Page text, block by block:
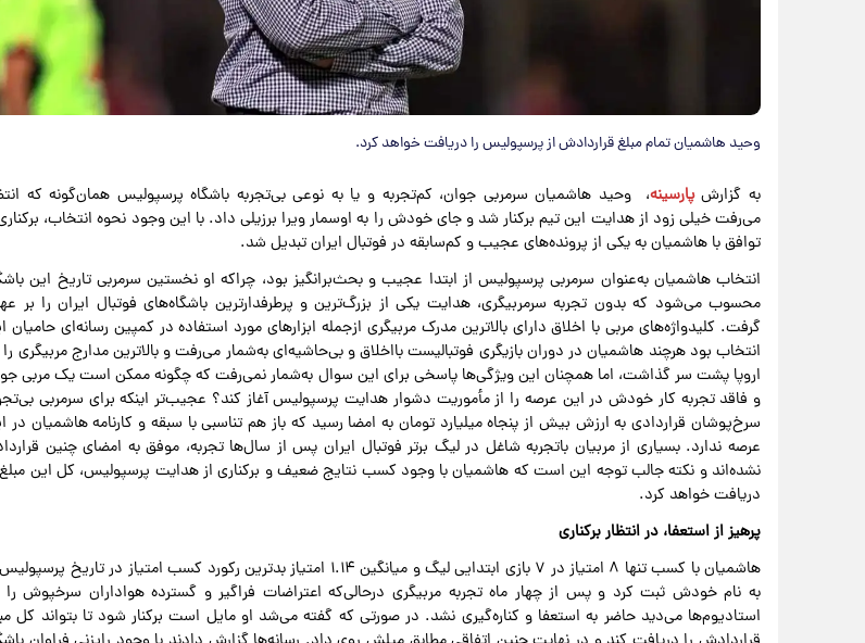
وحید هاشمیان تمام مبلغ قراردادش از پرسپولیس را دریافت خواهد کرد.
به گزارشپارسینه، وحید هاشمیان سرمربی جوان، کم‌تجربه و یا به نوعی بی‌تجربه باشگاه پرسپولیس همان‌گونه که
می‌رفت خیلی زود از هدایت این تیم برکنار شد و جای خودش را به اوسمار ویرا برزیلی داد. با این وجود نحوه انتخاب،
توافق با هاشمیان به یکی از پرونده‌های عجیب و کم‌سابقه در فوتبال ایران تبدیل شد.
انتخاب هاشمیان به‌عنوان سرمربی پرسپولیس از ابتدا عجیب و بحث‌برانگیز بود، چراکه او نخستین سرمربی تاریخ این
محسوب می‌شود که بدون تجربه سرمربیگری، هدایت یکی از بزرگ‌ترین و پرطرفدارترین باشگاه‌های فوتبال ایران را بر
گرفت. کلیدواژه‌های مربی با اخلاق دارای بالاترین مدرک مربیگری ازجمله ابزارهای مورد استفاده در کمپین رسانه‌ای حامیان
انتخاب بود هرچند هاشمیان در دوران بازیگری فوتبالیست بااخلاق و بی‌حاشیه‌ای به‌شمار می‌رفت و بالاترین مدارج مربیگری
اروپا پشت سر گذاشت، اما همچنان این ویژگی‌ها پاسخی برای این سوال به‌شمار نمی‌رفت که چگونه ممکن است یک مربی
و فاقد تجربه کار خودش در این عرصه را از مأموریت دشوار هدایت پرسپولیس آغاز کند؟ عجیب‌تر اینکه برای سرمربی
سرخ‌پوشان قراردادی به ارزش بیش از پنجاه میلیارد تومان به امضا رسید که باز هم تناسبی با سبقه و کارنامه هاشمیان در
عرصه ندارد. بسیاری از مربیان باتجربه شاغل در لیگ برتر فوتبال ایران پس از سال‌ها تجربه، موفق به امضای چنین
نشده‌اند و نکته جالب توجه این است که هاشمیان با وجود کسب نتایج ضعیف و برکناری از هدایت پرسپولیس، کل این مبلغ
دریافت خواهد کرد.
پرهیز از استعفا، در انتظار برکناری
هاشمیان با کسب تنها ۸ امتیاز در ۷ بازی ابتدایی لیگ و میانگین ۱.۱۴ امتیاز بدترین رکورد کسب امتیاز در تاریخ
به نام خودش ثبت کرد و پس از چهار ماه تجربه مربیگری درحالی‌که اعتراضات فراگیر و گسترده هواداران سرخپوش را
استادیوم‌ها می‌دید حاضر به استعفا و کناره‌گیری نشد. در صورتی که گفته می‌شد او مایل است برکنار شود تا بتواند کل